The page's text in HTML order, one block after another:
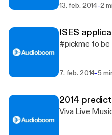
13. feb. 2014-2
ISES
#pickme to be
7. feb. 2014-5
2014
Viva Live